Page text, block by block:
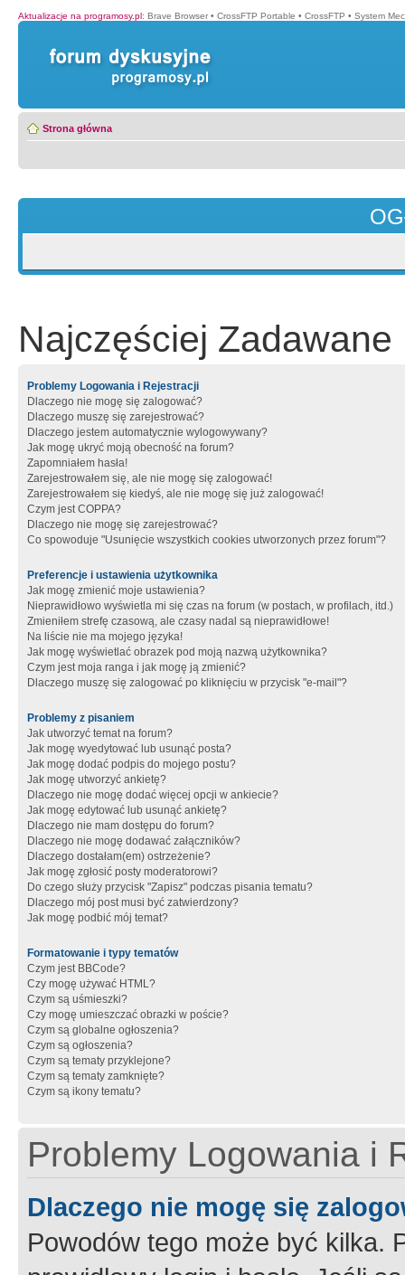
Aktualizacje na programosy.pl: Brave Browser • CrossFTP Portable • CrossFTP • System
Strona główna
Najczęściej Zadawane
Problemy Logowania i Rejestracji
Dlaczego nie mogę się zalogować?
Dlaczego muszę się zarejestrować?
Dlaczego jestem automatycznie wylogowywany?
Jak mogę ukryć moją obecność na forum?
Zapomniałem hasła!
Zarejestrowałem się, ale nie mogę się zalogować!
Zarejestrowałem się kiedyś, ale nie mogę się już zalogować!
Czym jest COPPA?
Dlaczego nie mogę się zarejestrować?
Co spowoduje "Usunięcie wszystkich cookies utworzonych przez forum"?
Preferencje i ustawienia użytkownika
Jak mogę zmienić moje ustawienia?
Nieprawidłowo wyświetla mi się czas na forum (w postach, w profilach, itd.)
Zmieniłem strefę czasową, ale czasy nadal są nieprawidłowe!
Na liście nie ma mojego języka!
Jak mogę wyświetlać obrazek pod moją nazwą użytkownika?
Czym jest moja ranga i jak mogę ją zmienić?
Dlaczego muszę się zalogować po kliknięciu w przycisk "e-mail"?
Problemy z pisaniem
Jak utworzyć temat na forum?
Jak mogę wyedytować lub usunąć posta?
Jak mogę dodać podpis do mojego postu?
Jak mogę utworzyć ankietę?
Dlaczego nie mogę dodać więcej opcji w ankiecie?
Jak mogę edytować lub usunąć ankietę?
Dlaczego nie mam dostępu do forum?
Dlaczego nie mogę dodawać załączników?
Dlaczego dostałam(em) ostrzeżenie?
Jak mogę zgłosić posty moderatorowi?
Do czego służy przycisk "Zapisz" podczas pisania tematu?
Dlaczego mój post musi być zatwierdzony?
Jak mogę podbić mój temat?
Formatowanie i typy tematów
Czym jest BBCode?
Czy mogę używać HTML?
Czym są uśmieszki?
Czy mogę umieszczać obrazki w poście?
Czym są globalne ogłoszenia?
Czym są ogłoszenia?
Czym są tematy przyklejone?
Czym są tematy zamknięte?
Czym są ikony tematu?
Problemy Logowania i
Dlaczego nie mogę się
Powodów tego może być kilka.